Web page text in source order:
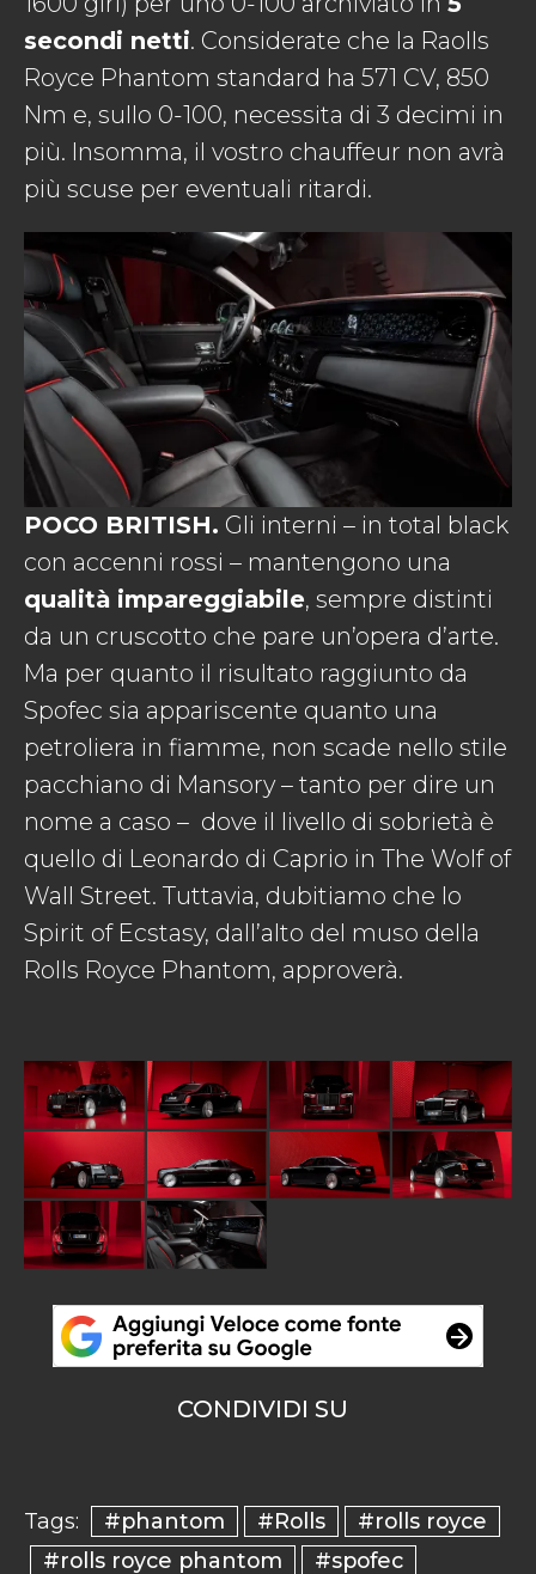
secondi netti. Considerate che la Raolls
Royce Phantom standard ha 571 CV, 850
Nm e, sullo 0-100, necessita di 3 decimi in
più. Insomma, il vostro chauffeur non avrà
più scuse per eventuali ritardi.
POCO BRITISH. Gli interni – in total black
con accenni rossi – mantengono una
qualità impareggiabile, sempre distinti
da un cruscotto che pare un’opera d’arte.
Ma per quanto il risultato raggiunto da
Spofec sia appariscente quanto una
petroliera in fiamme, non scade nello stile
pacchiano di Mansory – tanto per dire un
nome a caso – dove il livello di sobrietà è
quello di Leonardo di Caprio in The Wolf of
Wall Street. Tuttavia, dubitiamo che lo
Spirit of Ecstasy, dall’alto del muso della
Rolls Royce Phantom, approverà.
CONDIVIDI SU
Tags: #phantom #Rolls
#rolls royce
#rolls royce phantom
#spofec